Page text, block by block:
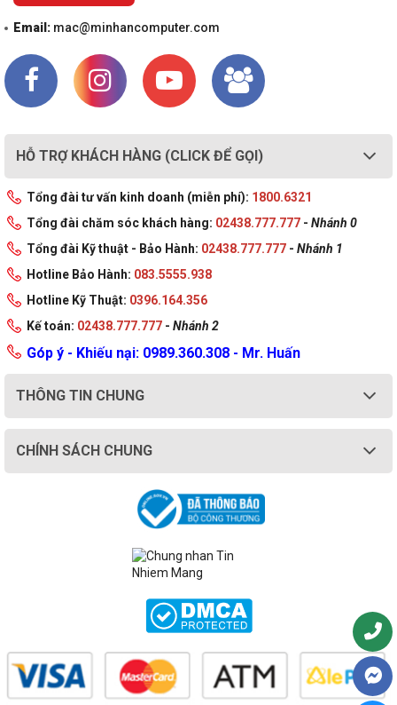
Email: mac@minhancomputer.com
HỖ TRỢ KHÁCH HÀNG (CLICK ĐỂ GỌI)
Tổng đài tư vấn kinh doanh (miễn phí): 1800.6321
Tổng đài chăm sóc khách hàng: 02438.777.777 - Nhánh 0
Tổng đài Kỹ thuật - Bảo Hành: 02438.777.777 - Nhánh 1
Hotline Bảo Hành: 083.5555.938
Hotline Kỹ Thuật: 0396.164.356
Kế toán: 02438.777.777 - Nhánh 2
Góp ý - Khiếu nại: 0989.360.308 - Mr. Huấn
THÔNG TIN CHUNG
CHÍNH SÁCH CHUNG